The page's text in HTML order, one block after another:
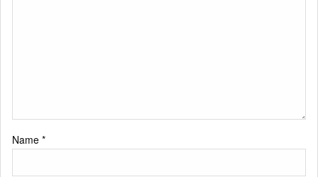
Name *